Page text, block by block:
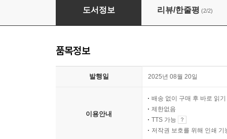
오늘부터 영원히 생일
도서정보 리뷰/한줄평 (2/2)
품목정보
발행일 2025년 08월 20일
이용안내
배송 없이 구매 후 바로 읽기
제한없음
TTS 가능
저작권 보호를 위해 인쇄 기